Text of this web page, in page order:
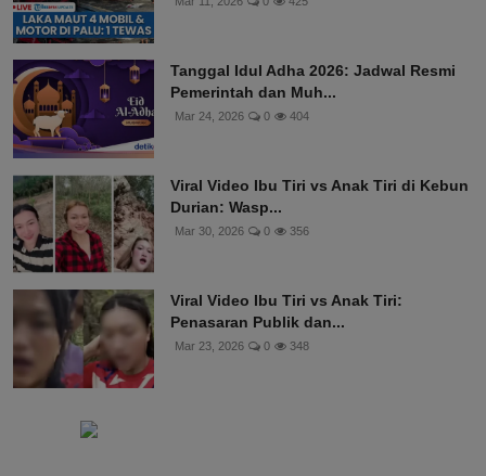
Tanggal Idul Adha 2026: Jadwal Resmi
Pemerintah dan Muh...
Mar 24, 2026 0 404
Viral Video Ibu Tiri vs Anak Tiri di Kebun
Durian: Wasp...
Mar 30, 2026 0 356
Viral Video Ibu Tiri vs Anak Tiri:
Penasaran Publik dan...
Mar 23, 2026 0 348